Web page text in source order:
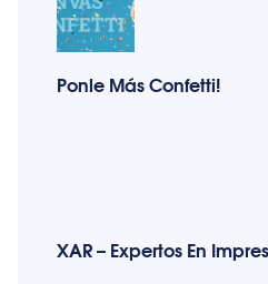
Ponle Más Confetti!
XAR – Expertos En